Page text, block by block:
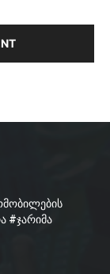
#ჯარიმა